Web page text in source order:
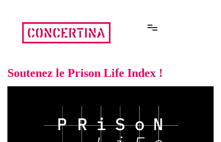
contenu
Soutenez le Prison Life Index !